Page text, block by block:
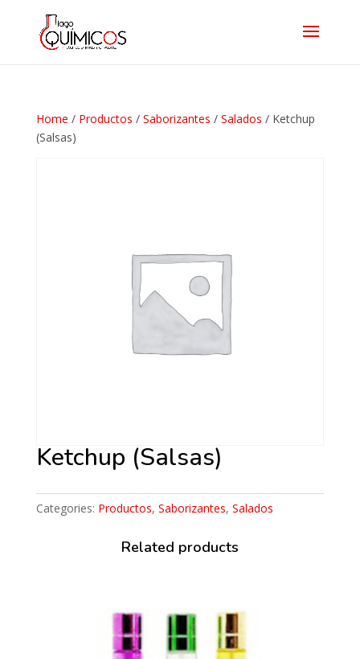
Home / Productos / Saborizantes / Salados / Ketchup
(Salsas)
Ketchup (Salsas)
Categories: Productos, Saborizantes, Salados
Related products